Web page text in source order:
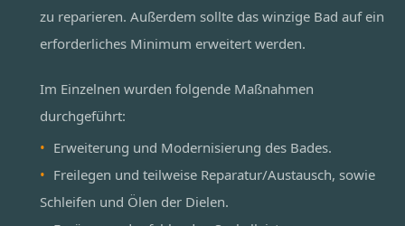
zu reparieren. Außerdem sollte das winzige Bad auf ein
erforderliches Minimum erweitert werden.
Im Einzelnen wurden folgende Maßnahmen
durchgeführt:
Erweiterung und Modernisierung des Bades.
Freilegen und teilweise Reparatur/Austausch, sowie
Schleifen und Ölen der Dielen.